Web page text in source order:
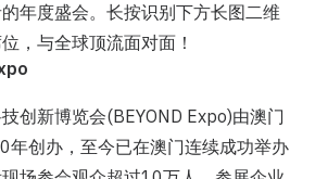
年度盛会。长按识别下方长图二维
，与全球顶流面对面！
创新博览会(BEYOND Expo)由澳门
年创办，至今已在澳门连续成功举办